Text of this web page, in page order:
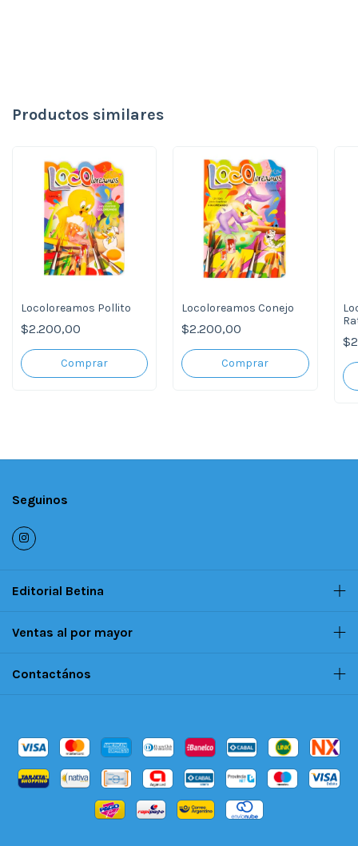
Productos similares
Locoloreamos Pollito
$2.200,00
Locoloreamos Conejo
$2.200,00
Seguinos
Editorial Betina
Ventas al por mayor
Contactános